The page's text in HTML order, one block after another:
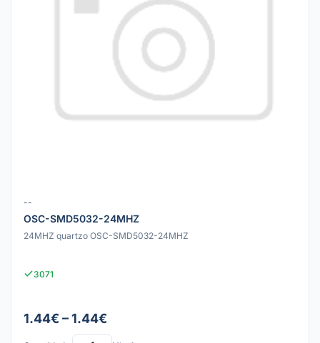
--
OSC-SMD5032-24MHZ
24MHZ quartzo OSC-SMD5032-24MHZ
3071
1.44€ – 1.44€